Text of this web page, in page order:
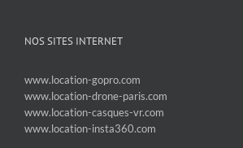
NOS SITES INTERNET
www.location-gopro.com
www.location-drone-paris.com
www.location-casques-vr.com
www.location-insta360.com